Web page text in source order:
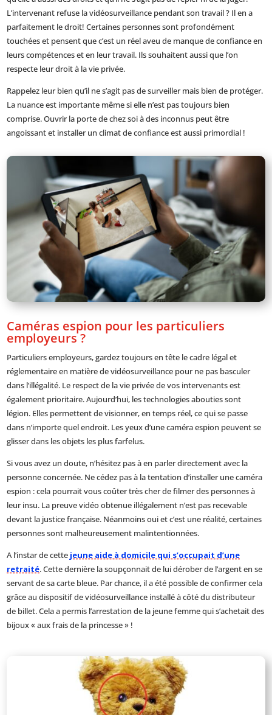
L’intervenant refuse la vidéosurveillance pendant son travail ? Il en a
parfaitement le droit! Certaines personnes sont profondément
touchées et pensent que c’est un réel aveu de manque de confiance en
leurs compétences et en leur travail. Ils souhaitent aussi que l’on
respecte leur droit à la vie privée.
Rappelez leur bien qu’il ne s’agit pas de surveiller mais bien de protéger.
La nuance est importante même si elle n’est pas toujours bien
comprise. Ouvrir la porte de chez soi à des inconnus peut être
angoissant et installer un climat de confiance est aussi primordial !
Caméras espion pour les particuliers
employeurs ?
Particuliers employeurs, gardez toujours en tête le cadre légal et
réglementaire en matière de vidéosurveillance pour ne pas basculer
dans l’illégalité. Le respect de la vie privée de vos intervenants est
également prioritaire. Aujourd’hui, les technologies abouties sont
légion. Elles permettent de visionner, en temps réel, ce qui se passe
dans n’importe quel endroit. Les yeux d’une caméra espion peuvent se
glisser dans les objets les plus farfelus.
Si vous avez un doute, n’hésitez pas à en parler directement avec la
personne concernée. Ne cédez pas à la tentation d’installer une caméra
espion : cela pourrait vous coûter très cher de filmer des personnes à
leur insu. La preuve vidéo obtenue illégalement n’est pas recevable
devant la justice française. Néanmoins oui et c’est une réalité, certaines
personnes sont malheureusement malintentionnées.
A l’instar de cette jeune aide à domicile qui s’occupait d’une
retraité. Cette dernière la soupçonnait de lui dérober de l’argent en se
servant de sa carte bleue. Par chance, il a été possible de confirmer cela
grâce au dispositif de vidéosurveillance installé à côté du distributeur
de billet. Cela a permis l’arrestation de la jeune femme qui s’achetait des
bijoux « aux frais de la princesse » !